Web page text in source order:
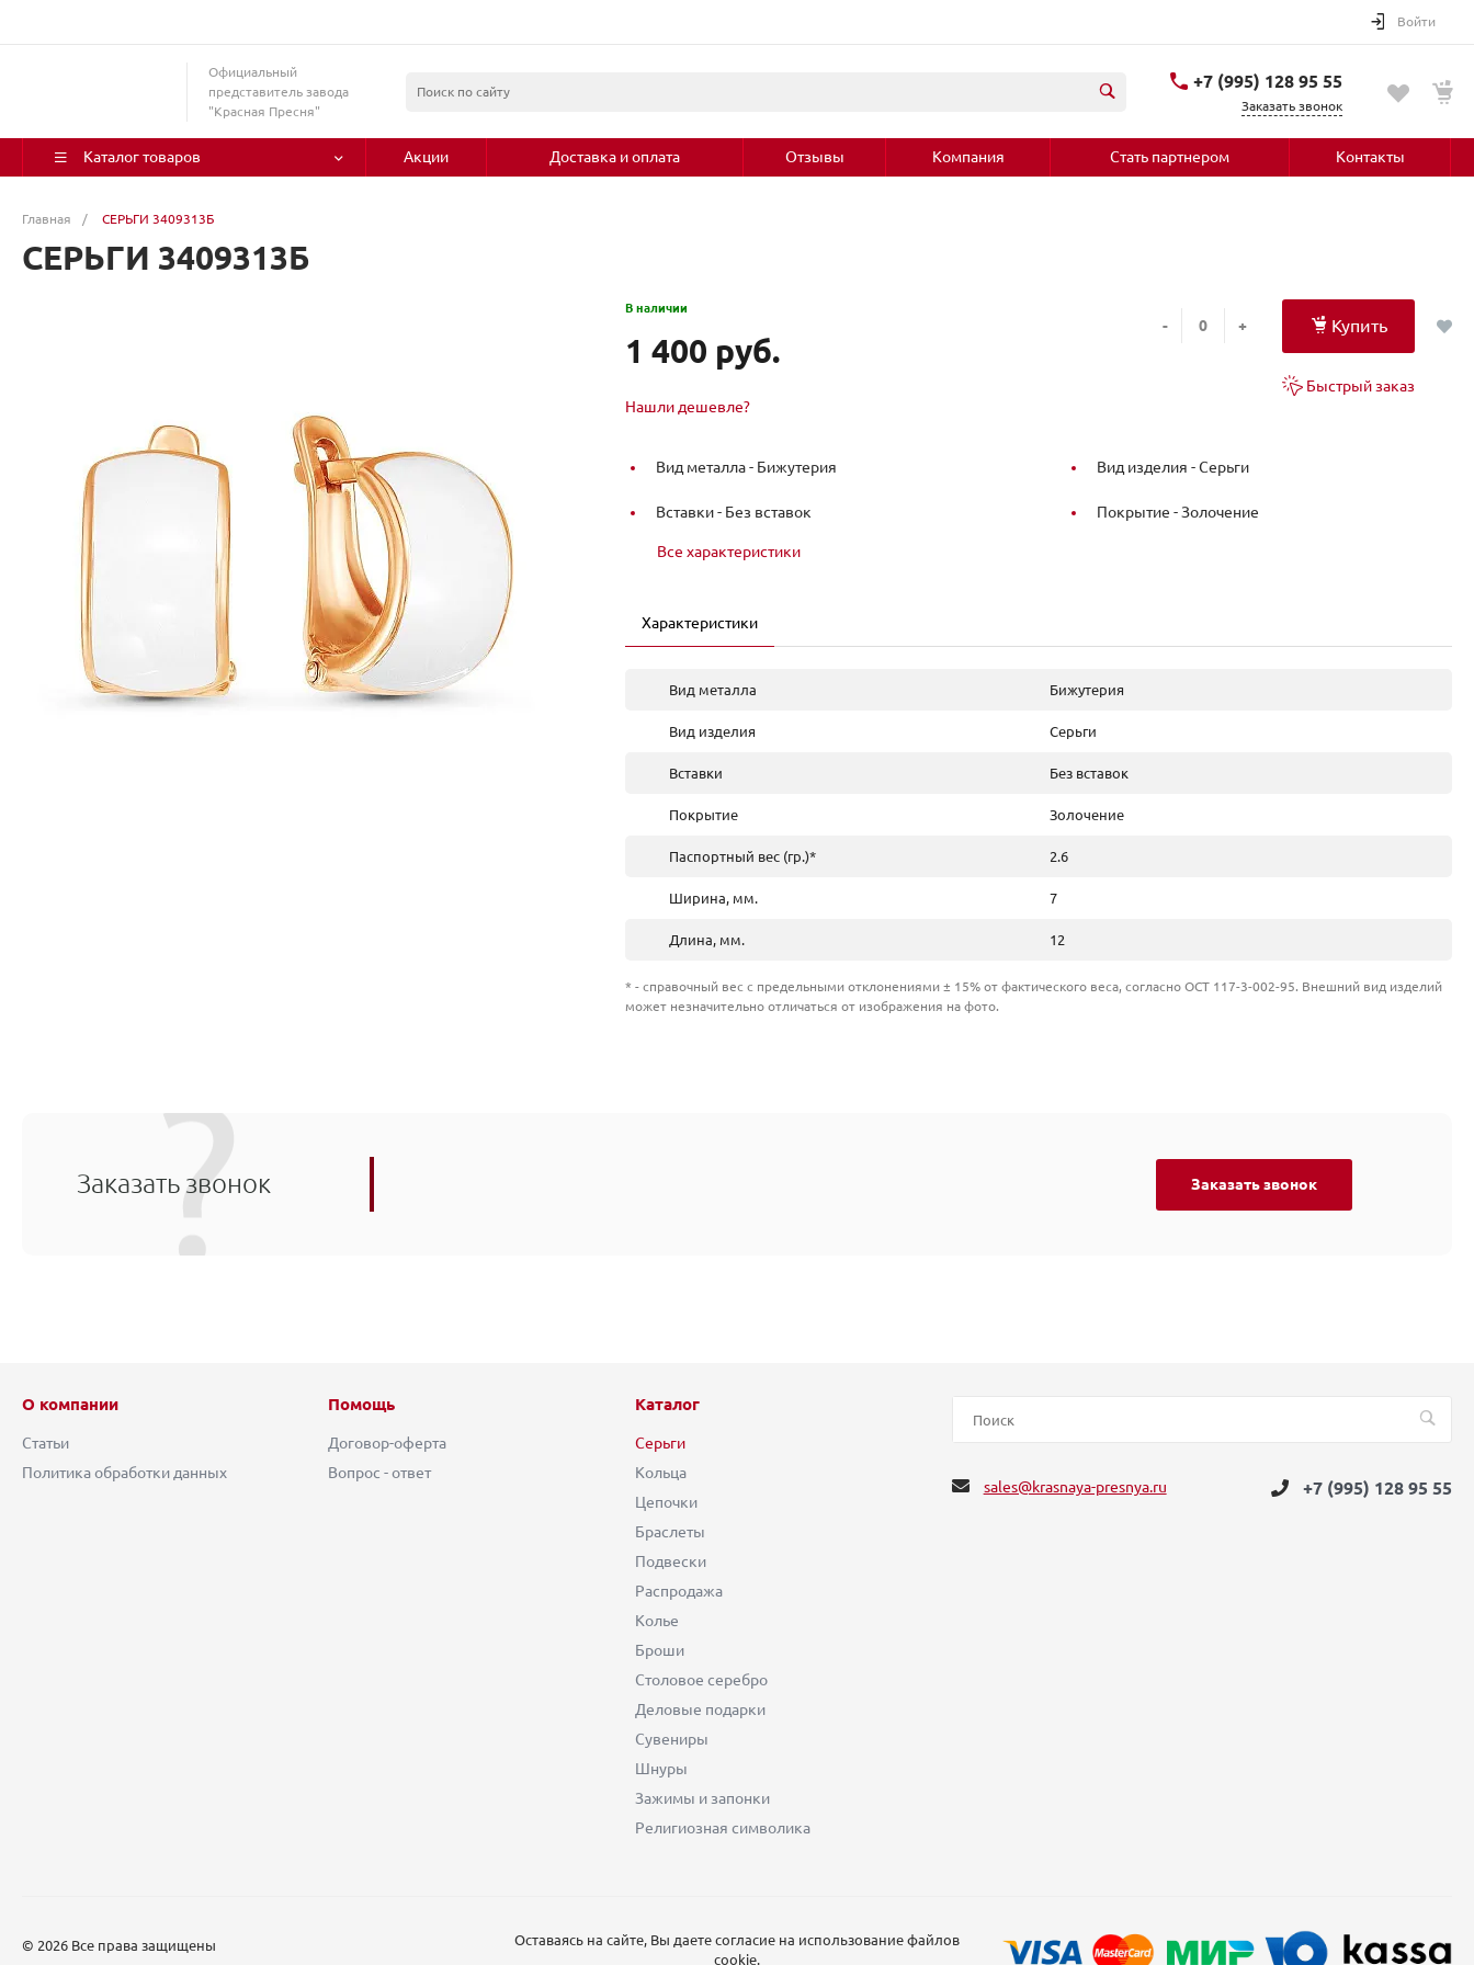
Войти
Официальный
представитель завода
"Красная Пресня"
+7 (995) 128 95 55
Заказать звонок
Каталог товаров Акции Доставка и оплата Отзывы Компания Стать партнером Контакты
Главная / СЕРЬГИ 3409313Б
СЕРЬГИ 3409313Б
В наличии
1 400 руб.
Нашли дешевле?
- + Купить
Быстрый заказ
Вид металла - Бижутерия Вид изделия -Серьги
Вставки - Без вставок Покрытие -Золочение
Все характеристики
Характеристики
Вид металла Бижутерия
Вид изделия Серьги
Вставки Без вставок
Покрытие Золочение
Паспортный вес (гр.)* 2.6
Ширина, мм. 7
Длина, мм. 12
* - справочный вес с предельными отклонениями ± 15% от фактического веса, согласно ОСТ 117-3-002-95. Внешний вид изделий
может незначительно отличаться от изображения на фото.
Заказать звонок Заказать звонок
О компании
Статьи
Политика обработки данных
Помощь
Договор-оферта
Вопрос - ответ
Каталог
Серьги
Кольца
Цепочки
Браслеты
Подвески
Распродажа
Колье
Броши
Столовое серебро
Деловые подарки
Сувениры
Шнуры
Зажимы и запонки
Религиозная символика
sales@krasnaya-presnya.ru +7 (995) 128 95 55
© 2026 Все права защищены
Оставаясь на сайте, Вы даете согласие на использование файлов
cookie.